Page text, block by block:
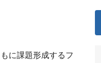
に課題形成するフ